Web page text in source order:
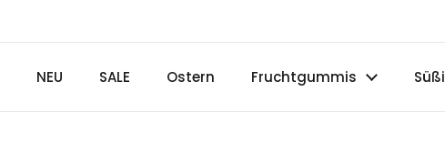
NEU SALE Ostern Fruchtgummis